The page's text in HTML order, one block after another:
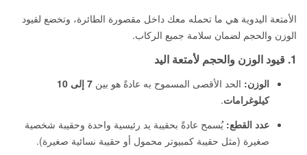
الأمتعة اليدوية هي ما تحمله معك داخل مقصورة الطائرة، وتخضع لقيود
الوزن والحجم لضمان سلامة جميع الركاب.
1. قيود الوزن والحجم لأمتعة اليد
الوزن: الحد الأقصى المسموح به عادةً هو بين
7 إلى 10
كيلوغرامات.
عدد القطع: يُسمح عادةً بحقيبة يد رئيسية واحدة وحقيبة شخصية
صغيرة (مثل حقيبة كمبيوتر محمول أو حقيبة نسائية صغيرة).